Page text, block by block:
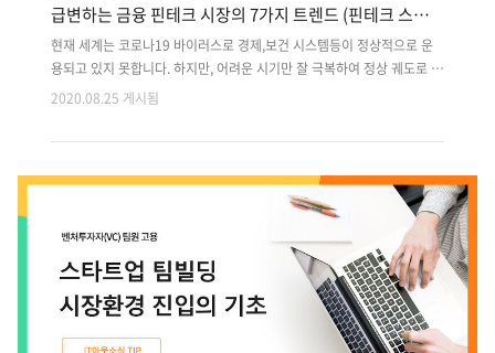
급변하는 금융 핀테크 시장의 7가지 트렌드 (핀테크 스타트
업)
현재 세계는 코로나19 바이러스로 경제,보건 시스템등이 정상적으로 운
용되고 있지 못합니다. 하지만, 어려운 시기만 잘 극복하여 정상 궤도로 다
시 돌아올 것 입니다. 이떄 금융 분야는 현재까지 진행되는 트렌드나 프로
다면 급속적으로 성장한 기술 속, 이용자들은 상품에 기대하는 기대치도
템"은 전통적인 저축/ 거래/ 대출/ 투자 시스템입니다. 이는 여러 관계가
얽히고 섥힌 현대 디지털 사회 시스템과는 어울리지 않아 말그대로 과거
의 시스템이라 보시면 됩니다. 작금의 시대는 새로운 기술들이 대거 등장
하여 여러 변화가 일어나고 있는데, 대표적으로 크라우드 펀딩/ 디지털 통
화/온..
2020.08.25 게시됨